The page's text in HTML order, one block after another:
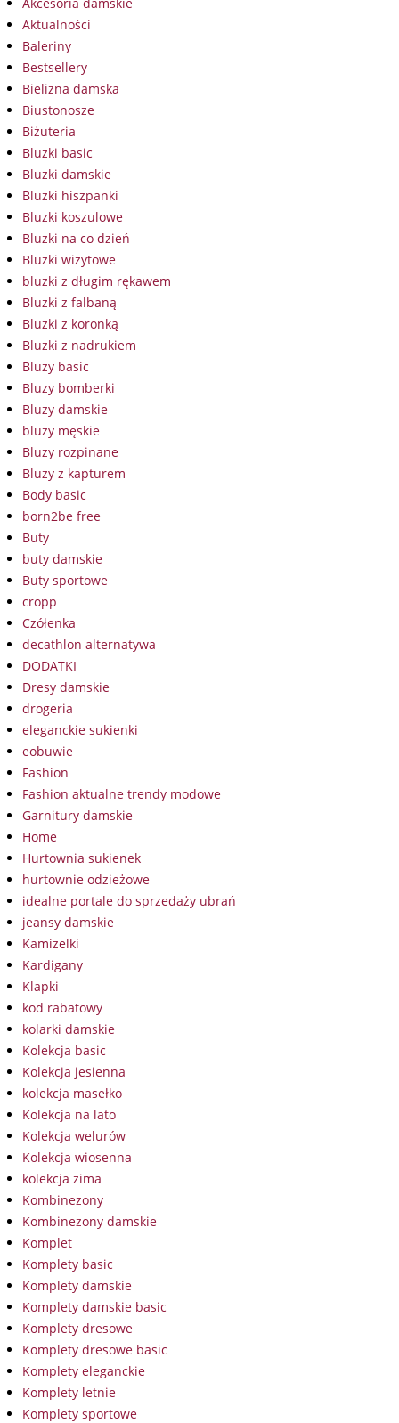
Aktualności
Baleriny
Bestsellery
Bielizna damska
Biustonosze
Biżuteria
Bluzki basic
Bluzki damskie
Bluzki hiszpanki
Bluzki koszulowe
Bluzki na co dzień
Bluzki wizytowe
bluzki z długim rękawem
Bluzki z falbaną
Bluzki z koronką
Bluzki z nadrukiem
Bluzy basic
Bluzy bomberki
Bluzy damskie
bluzy męskie
Bluzy rozpinane
Bluzy z kapturem
Body basic
born2be free
Buty
buty damskie
Buty sportowe
cropp
Czółenka
decathlon alternatywa
DODATKI
Dresy damskie
drogeria
eleganckie sukienki
eobuwie
Fashion
Fashion aktualne trendy modowe
Garnitury damskie
Home
Hurtownia sukienek
hurtownie odzieżowe
idealne portale do sprzedaży ubrań
jeansy damskie
Kamizelki
Kardigany
Klapki
kod rabatowy
kolarki damskie
Kolekcja basic
Kolekcja jesienna
kolekcja masełko
Kolekcja na lato
Kolekcja welurów
Kolekcja wiosenna
kolekcja zima
Kombinezony
Kombinezony damskie
Komplet
Komplety basic
Komplety damskie
Komplety damskie basic
Komplety dresowe
Komplety dresowe basic
Komplety eleganckie
Komplety letnie
Komplety sportowe